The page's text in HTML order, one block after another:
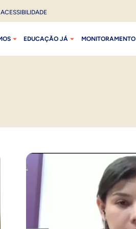
ACESSIBILIDADE
EDUCAÇÃO JÁ MONITORAMENTO